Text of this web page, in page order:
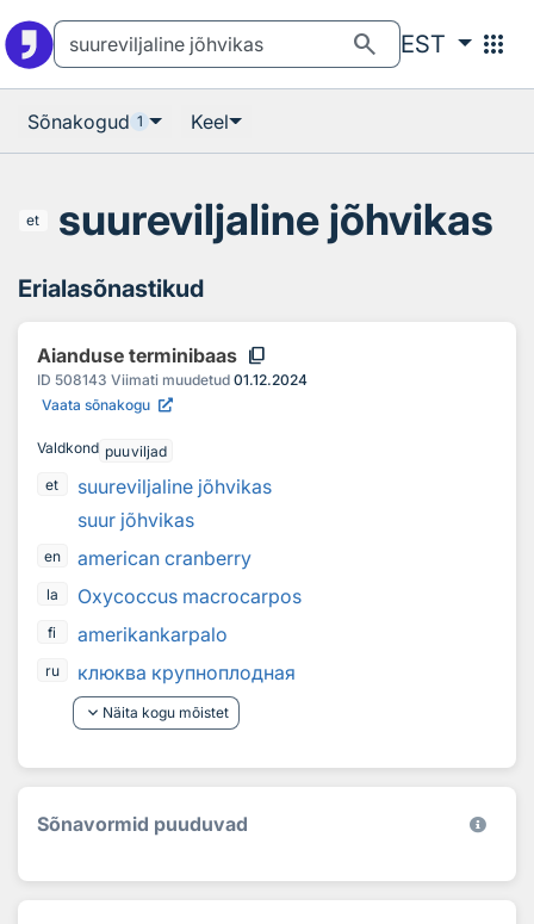
search EST apps
Sõnakogud 1 Keel
et suureviljaline jõhvikas
Erialasõnastikud
Aianduse terminibaas content_copy
ID 508143 Viimati muudetud 01.12.2024
Vaata sõnakogu
Valdkond puuviljad
et
suureviljaline jõhvikas
suur jõhvikas
en american cranberry
la Oxycoccus macrocarpos
fi amerikankarpalo
ru
клюква крупноплодная
keyboard_arrow_down Näita kogu mõistet
Sõnavormid puuduvad